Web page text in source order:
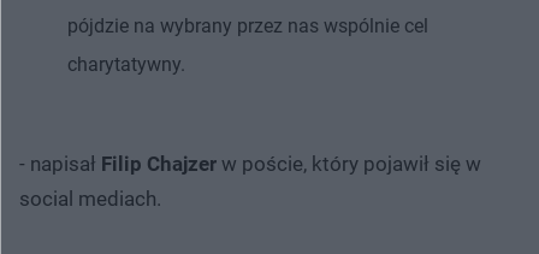
pójdzie na wybrany przez nas wspólnie cel
charytatywny.
- napisał Filip Chajzer w poście, który pojawił się w
social mediach.